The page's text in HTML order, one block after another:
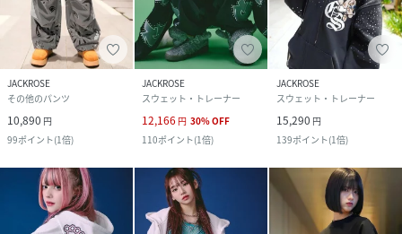
JACKROSE
その他のパンツ
10,890 円
99ポイント(1倍)
JACKROSE
スウェット・トレーナー
12,166 円 30%OFF
110ポイント(1倍)
JACKROSE
スウェット・トレーナー
15,290 円
139ポイント(1倍)